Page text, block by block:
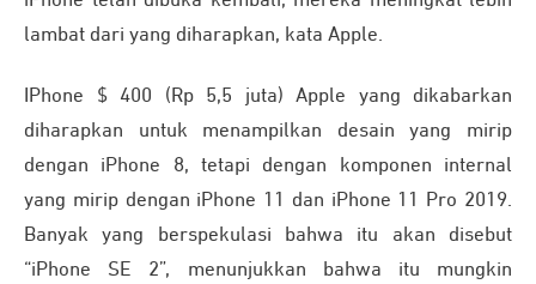
lambat dari yang diharapkan, kata Apple.
IPhone $ 400 (Rp 5,5 juta) Apple yang dikabarkan
diharapkan untuk menampilkan desain yang mirip
dengan iPhone 8, tetapi dengan komponen internal
yang mirip dengan iPhone 11 dan iPhone 11 Pro 2019.
Banyak yang berspekulasi bahwa itu akan disebut
“iPhone SE 2”, menunjukkan bahwa itu mungkin